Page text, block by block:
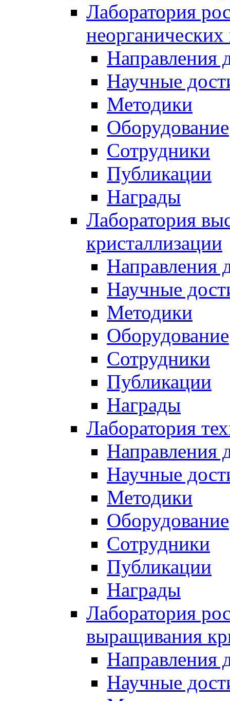
Лаборатория
Направления
Научные
Методики
Оборудование
Сотрудники
Публикации
Награды
Лаборатория
кристаллизации
Направления
Научные
Методики
Оборудование
Сотрудники
Публикации
Награды
Лаборатория
Направления
Научные
Методики
Оборудование
Сотрудники
Публикации
Награды
Лаборатория
выращивания
Направления
Научные